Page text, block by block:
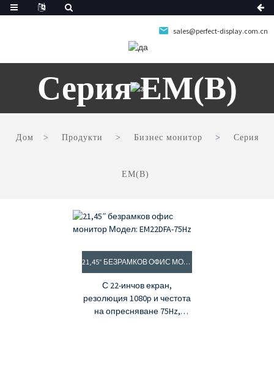
sales@perfect-display.com.cn
Серия EM(B)
Дом Продукти Бизнес монитор Серия
EM(B)
21,45” БЕЗРАМКОВ ОФИС МОНИТОР МОДЕЛ: EM22DFA-75HZ
С 22-инчов екран,
резолюция 1080p и честота
на опресняване 75Hz,